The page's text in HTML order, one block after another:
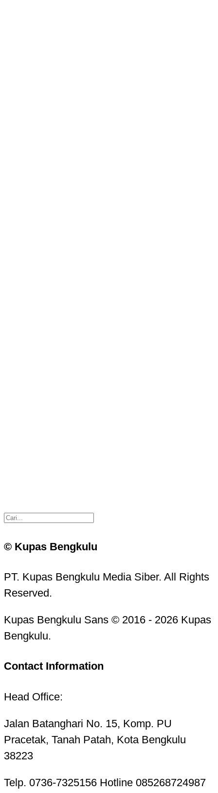
© Kupas Bengkulu
PT. Kupas Bengkulu Media Siber. All Rights
Reserved.
Kupas Bengkulu Sans © 2016 - 2026 Kupas
Bengkulu.
Contact Information
Head Office:
Jalan Batanghari No. 15, Komp. PU
Pracetak, Tanah Patah, Kota Bengkulu
38223
Telp. 0736-7325156 Hotline 085268724987